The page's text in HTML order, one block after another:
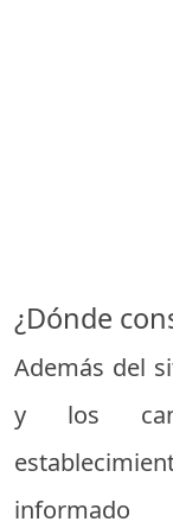
¿Dónde
Además del
y los